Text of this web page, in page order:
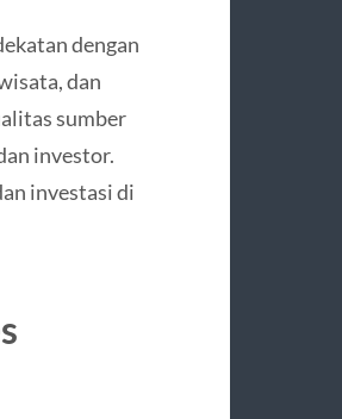
dengan
dan
sumber
investor.
investasi di